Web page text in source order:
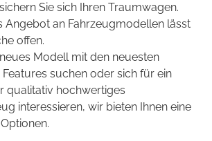
Sie sich Ihren Traumwagen.
Angebot an Fahrzeugmodellen lässt
offen.
Modell mit den neuesten
suchen oder sich für ein
qualitativ hochwertiges
interessieren, wir bieten Ihnen eine